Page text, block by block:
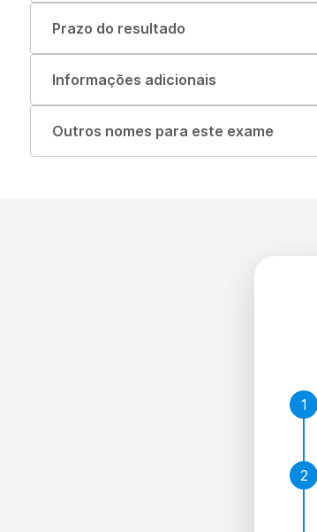
Prazo do resultado
Informações adicionais
Outros nomes para este exame
1
2